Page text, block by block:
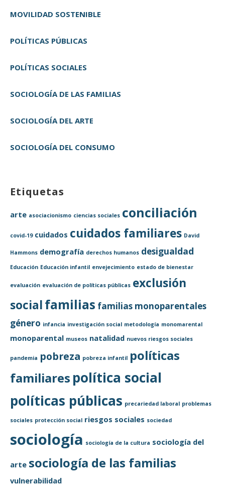
MOVILIDAD SOSTENIBLE
POLÍTICAS PÚBLICAS
POLÍTICAS SOCIALES
SOCIOLOGÍA DE LAS FAMILIAS
SOCIOLOGÍA DEL ARTE
SOCIOLOGÍA DEL CONSUMO
Etiquetas
arte asociacionismo ciencias sociales conciliación
covid-19 cuidados cuidados familiares David
Hammons demografía derechos humanos desigualdad
Educación Educación infantil envejecimiento estado de bienestar
evaluación evaluación de políticas públicas exclusión
socialfamilias familias monoparentales
género infancia investigación social metodología monomarental
monoparental museos natalidad nuevos riesgos sociales
pandemia pobreza pobreza infantil políticas
familiares política social
políticas públicas precariedad laboral problemas
sociales protección social riesgos sociales sociedad
sociología sociología de la cultura sociología del
arte sociología de las familias
vulnerabilidad